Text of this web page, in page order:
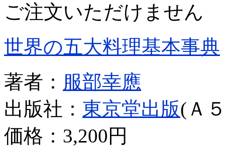
ご注文いただけません
世界の五大料理基本事典
著者： 服部幸應
出版社： 東京堂出版(Ａ
価格： 3,200円